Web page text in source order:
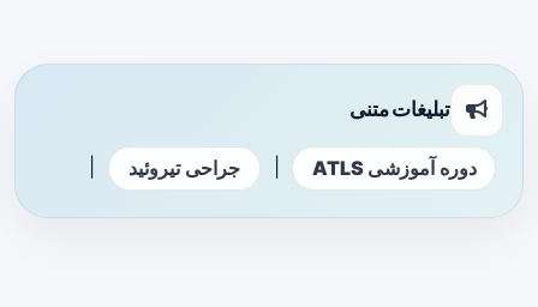
تبلیغات متنی
دوره آموزشی ATLS جراحی تیروئید